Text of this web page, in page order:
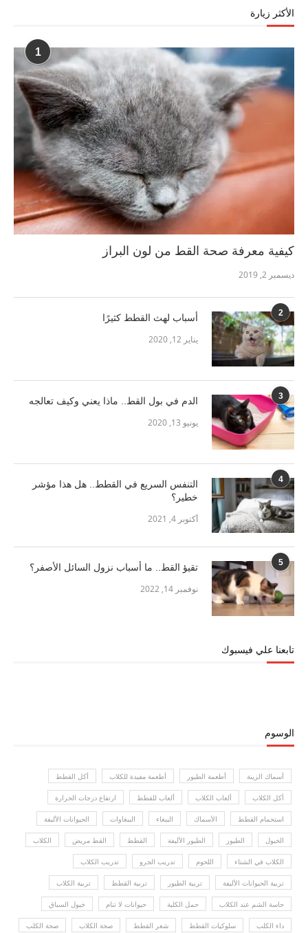
الأكثر زيارة
1
كيفية معرفة صحة القط من لون البراز
ديسمبر 2, 2019
2 أسباب لهث القطط كثيرًا
يناير 12, 2020
3 الدم في بول القط.. ماذا يعني وكيف تعالجه
يونيو 13, 2020
4
التنفس السريع في القطط.. هل هذا مؤشر
خطير؟
أكتوبر 4, 2021
5 تقيؤ القط.. ما أسباب نزول السائل الأصفر؟
نوفمبر 14, 2022
تابعنا علي فيسبوك
الوسوم
أسماك الزينة أطعمة الطيور أطعمة مفيدة للكلاب أكل القطط
أكل الكلاب ألعاب الكلاب ألعاب للقطط ارتفاع درجات الحرارة
استحمام القطط الأسماك الببغاء الببغاوات الحيوانات الأليفة
الخيول الطيور الطيور الأليفة القطط القط مريض الكلاب
الكلاب في الشتاء اللحوم تدريب الجرو تدريب الكلاب
تربية الحيوانات الأليفة تربية الطيور تربية القطط تربية الكلاب
حاسة الشم عند الكلاب حمل الكلبة حيوانات لا تنام خيول السباق
داء الكلب سلوكيات القطط شعر القطط صحة الكلاب صحة الكلب